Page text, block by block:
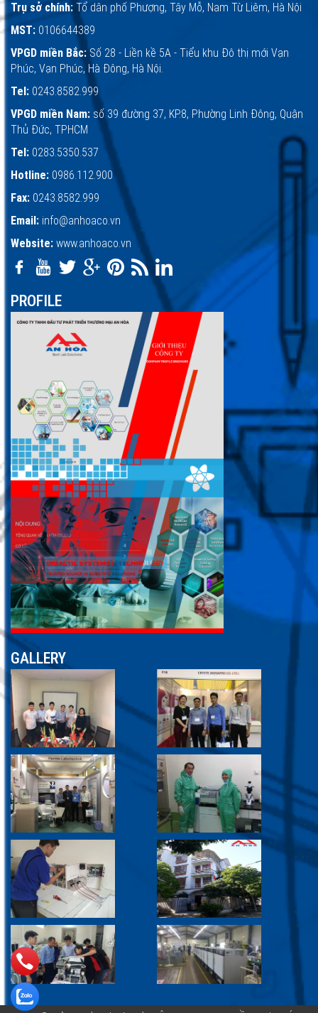
Trụ sở chính: Tổ dân phố Phượng, Tây Mỗ, Nam Từ Liêm, Hà Nội
MST: 0106644389
VPGD miền Bắc:Số 28 - Liền kề 5A - Tiểu khu Đô thị mới Vạn
Phúc, Vạn Phúc, Hà Đông, Hà Nội.
Tel: 0243.8582.999
VPGD miền Nam: số 39 đường 37, KP.8, Phường Linh Đông, Quận
Thủ Đức, TPHCM
Tel: 0283.5350.537
Hotline: 0986.112.900
Fax: 0243.8582.999
Email: info@anhoaco.vn
Website: www.anhoaco.vn
PROFILE
GALLERY